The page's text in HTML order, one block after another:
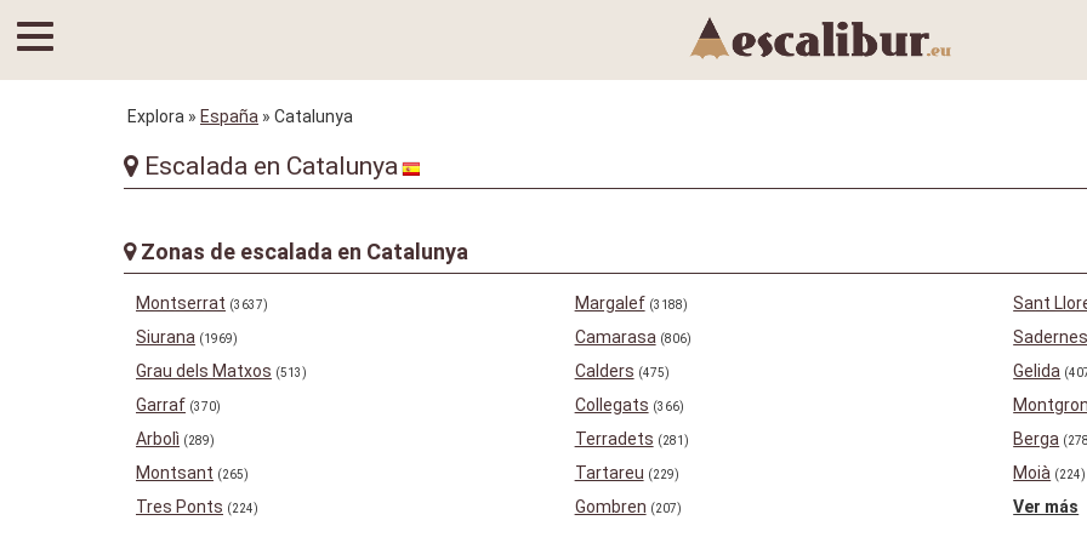
Explora » España » Catalunya
Escalada en Catalunya
Zonas de escalada en Catalunya
Montserrat (3637) Margalef (3188)
Sant
Siurana (1969) Camarasa (806)
Grau dels Matxos (513) Calders (475) Gelida
Garraf (370) Collegats (366)
Arbolì (289) Terradets (281) Berga
Montsant (265) Tartareu (229) Moià (224)
Tres Ponts (224) Gombren (207) Ver más